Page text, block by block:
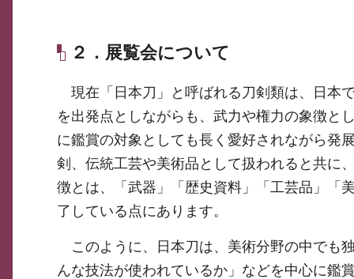
２．展覧会について
現在「日本刀」と呼ばれる刀剣類は、日本
を出発点としながらも、武力や権力の象徴と
に鑑賞の対象としても長く愛好されながら発
剣、伝統工芸や美術品として扱われると共に
徴とは、「武器」「歴史資料」「工芸品」「
了している点にあります。
このように、日本刀は、美術分野の中でも
んな技法が使われているか」などを中心に鑑